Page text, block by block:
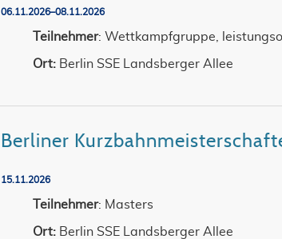
06.11.2026–08.11.2026
Teilnehmer: Wettkampfgruppe,
Ort: Berlin SSE Landsberger Allee
Berliner
15.11.2026
Teilnehmer: Masters
Ort: Berlin SSE Landsberger Allee